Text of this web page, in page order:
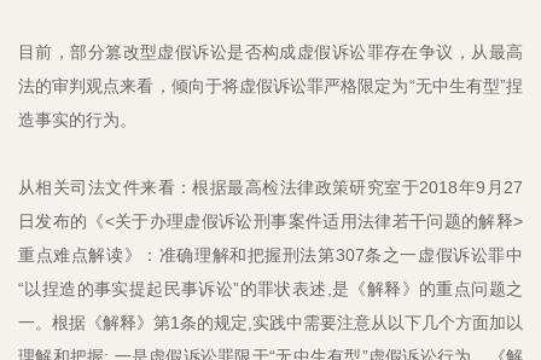
目前，部分篡改型虚假诉讼是否构成虚假诉讼罪存在争议，从最高
法的审判观点来看，倾向于将虚假诉讼罪严格限定为“无中生有型”捏
造事实的行为。
从相关司法文件来看：根据最高检法律政策研究室于2018年9月27
日发布的《<关于办理虚假诉讼刑事案件适用法律若干问题的解释>
重点难点解读》：准确理解和把握刑法第307条之一虚假诉讼罪中
“以捏造的事实提起民事诉讼”的罪状表述,是《解释》的重点问题之
一。根据《解释》第1条的规定,实践中需要注意从以下几个方面加以